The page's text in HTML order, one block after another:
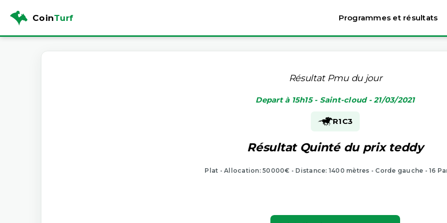
CoinTurf Programmes et résultats
Résultat Pmu du jour
Depart à 15h15 - Saint-cloud - 21/03/2021
R1C3
Résultat Quinté du prix teddy
Plat - Allocation: 50000€ - Distance: 1400 mètres - Corde gauche - 16